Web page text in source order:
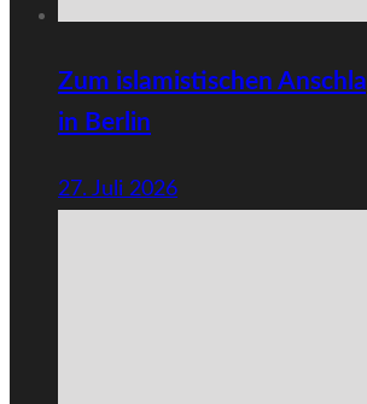
Zum islamistischen
in Berlin
27. Juli 2026